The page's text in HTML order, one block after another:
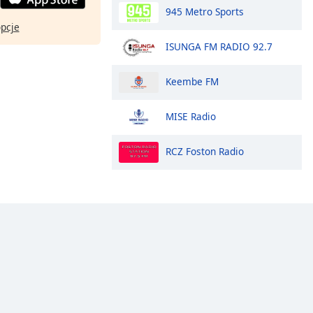
945 Metro Sports
ISUNGA FM RADIO 92.7
Keembe FM
MISE Radio
RCZ Foston Radio